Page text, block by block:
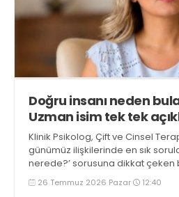
Doğru insanı neden
Uzman isim tek tek
Klinik Psikolog, Çift ve Cinsel
günümüz ilişkilerinde en sık
nerede?’ sorusuna dikkat çeken
ilişkilerin tükenme noktasına
sevgisizlik değil; insanların duygu
26 Temmuz 2026 Pazar 12:40